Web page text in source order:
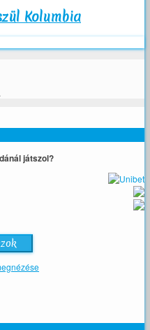
Kolumbia
játszol?